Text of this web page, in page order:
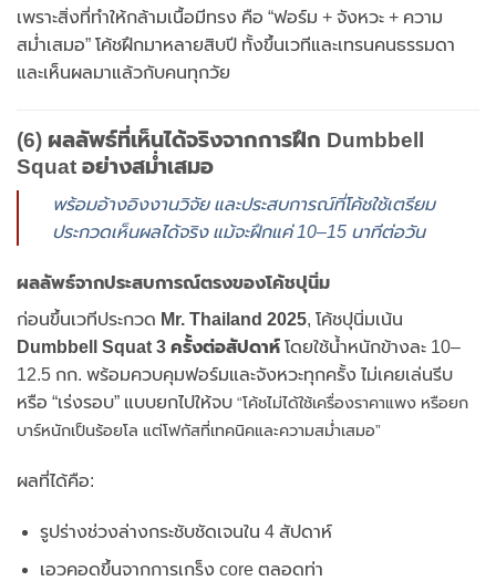
เพราะสิ่งที่ทำให้กล้ามเนื้อมีทรง คือ “ฟอร์ม + จังหวะ + ความ
สม่ำเสมอ” โค้ชฝึกมาหลายสิบปี ทั้งขึ้นเวทีและเทรนคนธรรมดา
และเห็นผลมาแล้วกับคนทุกวัย
(6) ผลลัพธ์ที่เห็นได้จริงจากการฝึก Dumbbell
Squat อย่างสม่ำเสมอ
พร้อมอ้างอิงงานวิจัย และประสบการณ์ที่โค้ชใช้เตรียม
ประกวดเห็นผลได้จริง แม้จะฝึกแค่ 10–15 นาทีต่อวัน
ผลลัพธ์จากประสบการณ์ตรงของโค้ชปุนิ่ม
ก่อนขึ้นเวทีประกวด Mr. Thailand 2025, โค้ชปุนิ่มเน้น
Dumbbell Squat 3 ครั้งต่อสัปดาห์ โดยใช้น้ำหนักข้างละ 10–
12.5 กก. พร้อมควบคุมฟอร์มและจังหวะทุกครั้ง ไม่เคยเล่นรีบ
หรือ “เร่งรอบ” แบบยกไปให้จบ “โค้ชไม่ได้ใช้เครื่องราคาแพง หรือยก
บาร์หนักเป็นร้อยโล แต่โฟกัสที่เทคนิคและความสม่ำเสมอ”
ผลที่ได้คือ:
รูปร่างช่วงล่างกระชับชัดเจนใน 4 สัปดาห์
เอวคอดขึ้นจากการเกร็ง core ตลอดท่า